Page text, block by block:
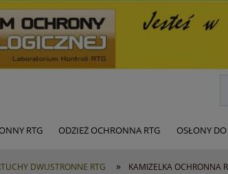
RTG ODZIEŻ OCHRONNA RTG OSŁONY
DWUSTRONNE RTG » KAMIZELKA OCHRONNA